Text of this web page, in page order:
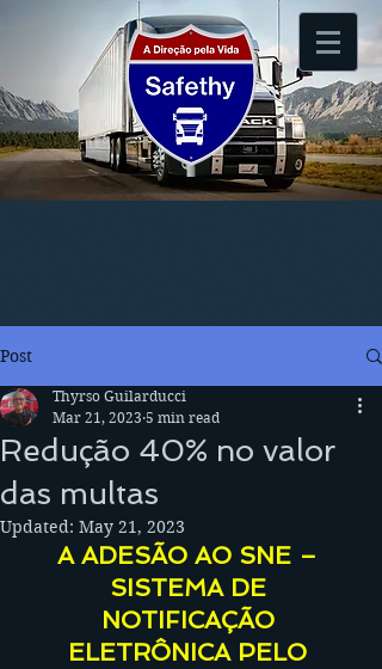
Post
Redução 40% no valor
das multas
Thyrso Guilarducci
Mar 21, 2023 5 min read
Updated: May 21, 2023
A ADESÃO AO SNE –
SISTEMA DE
NOTIFICAÇÃO
ELETRÔNICA PELO